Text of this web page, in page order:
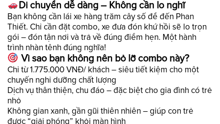
Di chuyển dễ dàng – Không cần lo nghĩ
Bạn không cần lái xe hàng trăm cây số để đến Phan
Thiết. Chỉ cần đặt combo, xe đưa đón khứ hồi sẽ lo trọn
gói – đón tận nơi và trả về đúng điểm hẹn. Một hành
trình nhàn tênh đúng nghĩa!
Vì sao bạn không nên bỏ lỡ combo này?
Chỉ từ 1.775.000 VNĐ/ khách – siêu tiết kiệm cho một
chuyến nghỉ dưỡng chất lượng
Dịch vụ thân thiện, chu đáo – đặc biệt cho gia đình có trẻ
nhỏ
Không gian xanh, gần gũi thiên nhiên – giúp con trẻ
được “giải phóng” khỏi màn hình